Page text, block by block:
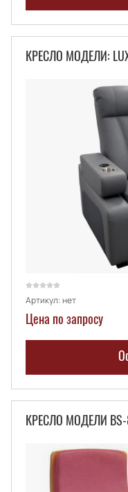
КРЕСЛО МОДЕЛИ:
Артикул:нет
Цена по запросу
КРЕСЛО МОДЕЛИ